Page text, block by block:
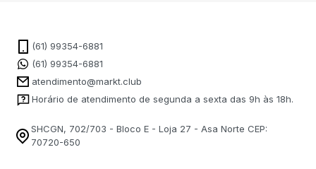
(61) 99354-6881
(61) 99354-6881
atendimento@markt.club
Horário de atendimento de segunda a sexta das 9h às 18h.
SHCGN, 702/703 - Bloco E - Loja 27 - Asa Norte CEP:
70720-650